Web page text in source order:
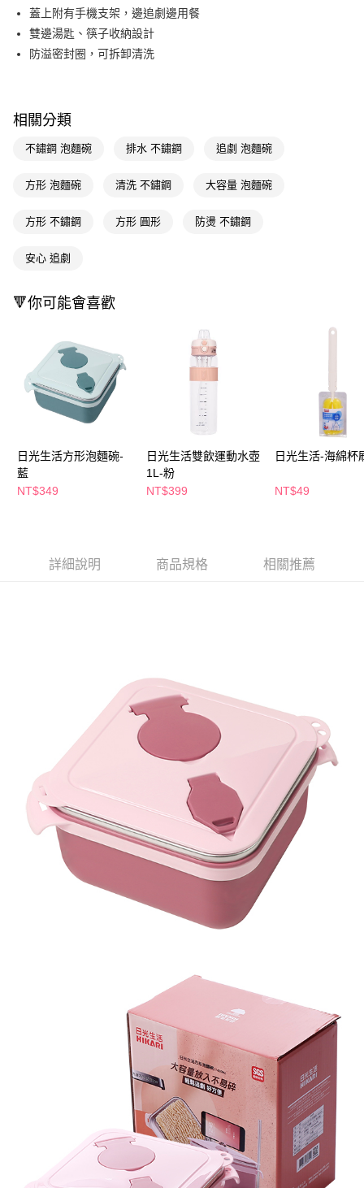
街口支付
悠遊付
相關說明
AFTEE先享後付是「在收到商品之後才付款」的支付方式。 讓您購物簡單
１．簡單：不需註冊會員、不需綁卡、不需儲值。
１．於結帳方式選擇「AFTEE先享後付」後，將跳轉至「AFTEE先享後付」
３．收到繳費通知簡訊後14天內，點擊此簡訊中的連結，可透過四大超商／
ATM／網路銀行／等多元方式進行付款，方視為交易完成。
※ 請注意：結帳手續完成當下不需立刻繳費，但若您需要取消訂單，請聯絡
購買商品的店家。未經商家同意取消之訂單仍視為有效，需透過AFTEE先享
後付繳納相關費用。
※ 交易是否成功請以「AFTEE先享後付 」之結帳頁面顯示為準，若有關於
是否繳費成功／繳費後需取消欲退款等相關疑問，請聯繫「AFTEE先享後付
客戶支援中心」https://netprotections.freshdesk.com/support/home
易，需依本服務之必要範圍內提供個人資料，並將交易相關給付款項請求債
權轉讓予恩沛科技股份有限公司。
２．關於個人資料處理事宜，請瀏覽以下網址：
４．使用「AFTEE先享後付」時，將依據個別帳號之用戶狀況，依本公司即
即享券
運送方式
全家取貨付款
付款後全家取貨
每筆NT$65，滿NT$490(含以上)免運費
付款後萊爾富取貨
每筆NT$65，滿NT$490(含以上)免運費
7-11取貨付款
付款後7-11取貨
每筆NT$65，滿NT$490(含以上)免運費
蓋上附有手機支架，邊追劇邊用餐
雙邊湯匙、筷子收納設計
防溢密封圈，可拆卸清洗
相關分類
不鏽鋼 泡麵碗 排水 不鏽鋼 追劇 泡麵碗
方形 泡麵碗 清洗 不鏽鋼 大容量 泡麵碗
方形 不鏽鋼 方形 圓形 防燙 不鏽鋼
安心 追劇
🔻你可能會喜歡
日光生活方形泡麵碗-
藍
NT$349
日光生活雙飲運動水壺
1L-粉
NT$399
日光生活-海綿杯
NT$49
詳細說明 商品規格 相關推薦